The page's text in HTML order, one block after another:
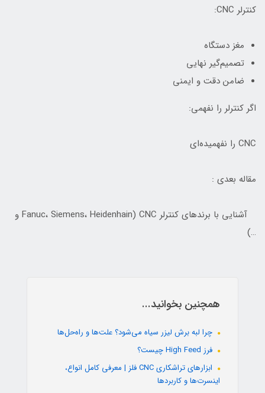
کنترلر CNC:
مغز دستگاه
تصمیم‌گیر نهایی
ضامن دقت و ایمنی
اگر کنترلر را نفهمی:
CNC را نفهمیده‌ای
مقاله بعدی :
آشنایی با برندهای کنترلر CNC (Fanuc، Siemens، Heidenhain و
…)
همچنین بخوانید...
چرا لبه برش لیزر سیاه می‌شود؟ علت‌ها و راه‌حل‌ها
فرز High Feed چیست؟
ابزارهای تراشکاری CNC فلز | معرفی کامل انواع،
اینسرت‌ها و کاربردها